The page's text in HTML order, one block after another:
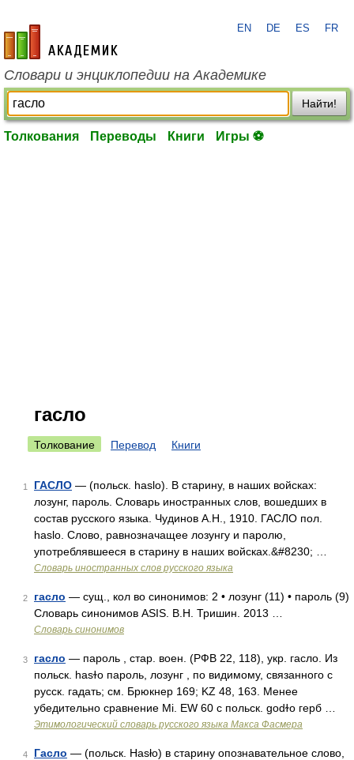
academic.ru
EN DE ES FR
Словари и энциклопедии на Академике
Найти!
Толкования Переводы Книги Игры ⚽
гасло
Толкование Перевод Книги
1 ГАСЛО — (польск. haslo). В старину, в наших войсках:
лозунг, пароль. Словарь иностранных слов, вошедших в
состав русского языка. Чудинов А.Н., 1910. ГАСЛО пол.
haslo. Слово, равнозначащее лозунгу и паролю,
употреблявшееся в старину в наших войсках.&#8230; …
Словарь иностранных слов русского языка
2 гасло — сущ., кол во синонимов: 2 • лозунг (11) • пароль (9)
Словарь синонимов ASIS. В.Н. Тришин. 2013 …
Словарь синонимов
3 гасло — пароль , стар. воен. (РФВ 22, 118), укр. гасло. Из
польск. hasɫo пароль, лозунг , по видимому, связанного с
русск. гадать; см. Брюкнер 169; KZ 48, 163. Менее
убедительно сравнение Mi. EW 60 с польск. godɫo герб …
Этимологический словарь русского языка Макса Фасмера
4 Гасло — (польск. Hasło) в старину опознавательное слово,